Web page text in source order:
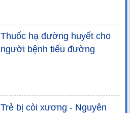
Thuốc hạ đường huyết cho
người bệnh tiểu đường
Trẻ bị còi xương - Nguyên